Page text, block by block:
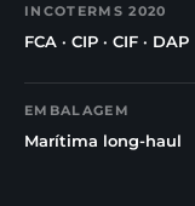
INCOTERMS 2020
FCA · CIP · CIF · DAP
EMBALAGEM
Marítima long-haul